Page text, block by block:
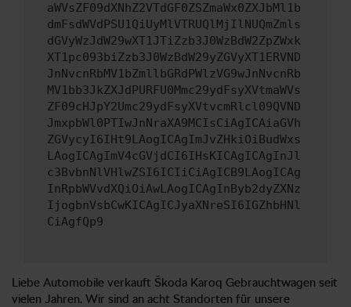
aWVsZF09dXNhZ2VTdGF0ZSZmaWx0ZXJbMl1b
dmFsdWVdPSU1QiUyMlVTRUQlMjIlNUQmZmls
dGVyWzJdW29wXT1JTiZzb3J0WzBdW2ZpZWxk
XT1pc093biZzb3J0WzBdW29yZGVyXT1ERVND
JnNvcnRbMV1bZmllbGRdPWlzVG9wJnNvcnRb
MV1bb3JkZXJdPURFU0Mmc29ydFsyXVtmaWVs
ZF09cHJpY2Umc29ydFsyXVtvcmRlcl09QVND
JmxpbWl0PTIwJnNraXA9MCIsCiAgICAiaGVh
ZGVycyI6IHt9LAogICAgImJvZHkiOiBudWxs
LAogICAgImV4cGVjdCI6IHsKICAgICAgInJl
c3BvbnNlVHlwZSI6ICIiCiAgICB9LAogICAg
InRpbWVvdXQiOiAwLAogICAgInByb2dyZXNz
IjogbnVsbCwKICAgICJyaXNreSI6IGZhbHNl
CiAgfQp9
Liebe Automobile verkauft Škoda Karoq Gebrauchtwagen seit
vielen Jahren. Wir sind an acht Standorten für unsere